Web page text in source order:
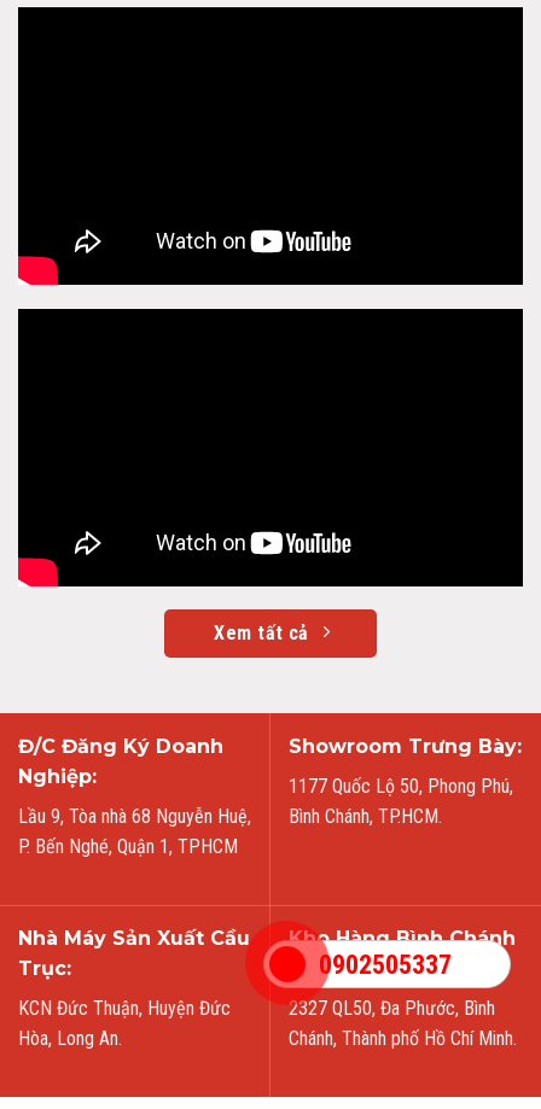
0902505337
Xem tất cả
Đ/C Đăng Ký Doanh
Nghiệp:
Lầu 9, Tòa nhà 68 Nguyễn Huệ,
P. Bến Nghé, Quận 1, TPHCM
Showroom Trưng Bày:
1177 Quốc Lộ 50, Phong Phú,
Bình Chánh, TP.HCM.
Nhà Máy Sản Xuất Cầu
Trục:
KCN Đức Thuận, Huyện Đức
Hòa, Long An.
Kho Hàng Bình Chánh
TPHCM:
2327 QL50, Đa Phước, Bình
Chánh, Thành phố Hồ Chí Minh.